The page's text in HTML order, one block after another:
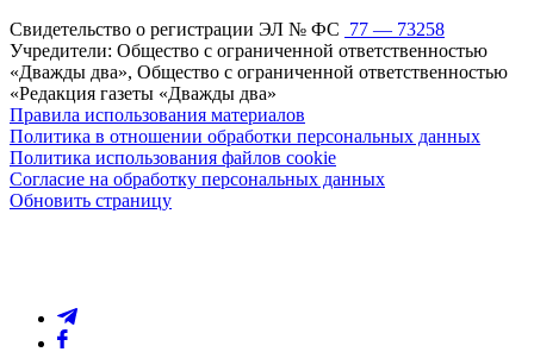
Свидетельство о регистрации ЭЛ № ФС 77 — 73258
Учредители: Общество с ограниченной ответственностью
«Дважды два», Общество с ограниченной ответственностью
«Редакция газеты «Дважды два»
Правила использования материалов
Политика в отношении обработки персональных данных
Политика использования файлов cookie
Согласие на обработку персональных данных
Обновить страницу